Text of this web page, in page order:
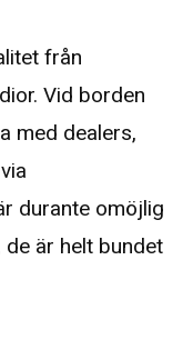
från
Vid borden
med dealers,
durante omöjlig
är helt bundet